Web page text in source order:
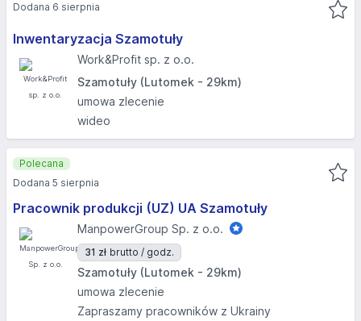
Inwentaryzacja Szamotuły
Work&Profit sp. z o.o.
Szamotuły (Lutomek - 29km)
umowa zlecenie
wideo
Dodana 6 sierpnia
Pracownik produkcji (UZ) UA Szamotuły
ManpowerGroup Sp. z o.o.
31 zł brutto / godz.
Szamotuły (Lutomek - 29km)
umowa zlecenie
Zapraszamy pracowników z Ukrainy
Polecana
Dodana 5 sierpnia